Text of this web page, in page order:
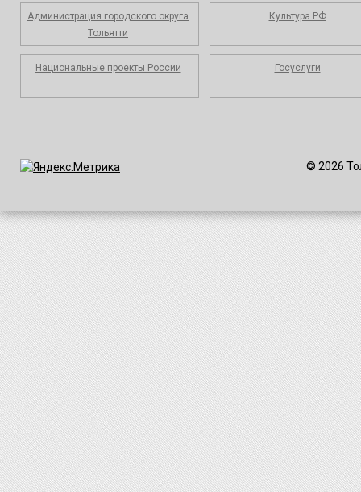
Администрация городского округа
Тольятти
Культура.РФ
Национальные проекты России Госуслуги
© 2026